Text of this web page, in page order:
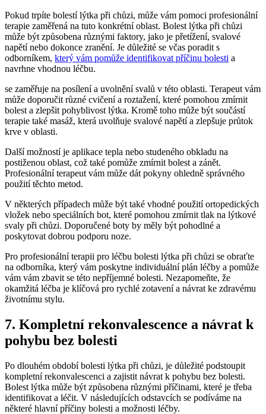
Pokud trpíte bolestí lýtka při chůzi, může vám pomoci profesionální
terapie zaměřená na tuto konkrétní oblast. Bolest lýtka při chůzi
může být způsobena různými faktory, jako je přetížení, svalové
napětí nebo dokonce zranění. Je důležité se včas poradit s
odborníkem, který vám pomůže identifikovat příčinu bolesti a
navrhne vhodnou léčbu.
se zaměřuje na posílení a uvolnění svalů v této oblasti. Terapeut vám
může doporučit různé cvičení a roztažení, které pomohou zmírnit
bolest a zlepšit pohyblivost lýtka. Kromě toho může být součástí
terapie také masáž, která uvolňuje svalové napětí a zlepšuje průtok
krve v oblasti.
Další možností je aplikace tepla nebo studeného obkladu na
postiženou oblast, což také pomůže zmírnit bolest a zánět.
Profesionální terapeut vám může dát pokyny ohledně správného
použití těchto metod.
V některých případech může být také vhodné použití ortopedických
vložek nebo speciálních bot, které pomohou zmírnit tlak na lýtkové
svaly při chůzi. Doporučené boty by měly být pohodlné a
poskytovat dobrou podporu noze.
Pro profesionální terapii pro léčbu bolesti lýtka při chůzi se obraťte
na odborníka, který vám poskytne individuální plán léčby a pomůže
vám vám zbavit se této nepříjemné bolesti. Nezapomeňte, že
okamžitá léčba je klíčová pro rychlé zotavení a návrat ke zdravému
životnímu stylu.
7. Kompletní rekonvalescence a návrat k
pohybu bez bolesti
Po dlouhém období bolesti lýtka při chůzi, je důležité podstoupit
kompletní rekonvalescenci a zajistit návrat k pohybu bez bolesti.
Bolest lýtka může být způsobena různými příčinami, které je třeba
identifikovat a léčit. V následujících odstavcích se podíváme na
některé hlavní příčiny bolesti a možnosti léčby.